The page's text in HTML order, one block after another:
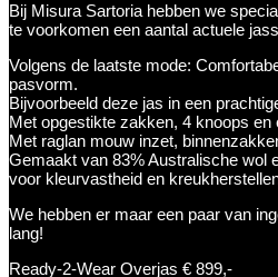
Bij Misura Sartoria hebben we
te voorkomen een aantal actuele
Volgens de laatste mode:
pasvorm.
Bijvoorbeeld deze jas in een
Met opgestikte zakken, 4 knoops en
Met raglan mouw inzet,
Gemaakt van 83% Australische wol
voor kleurvastheid en
We hebben er maar een paar van
lang!
Ready-2-Wear Overjas € 899,-